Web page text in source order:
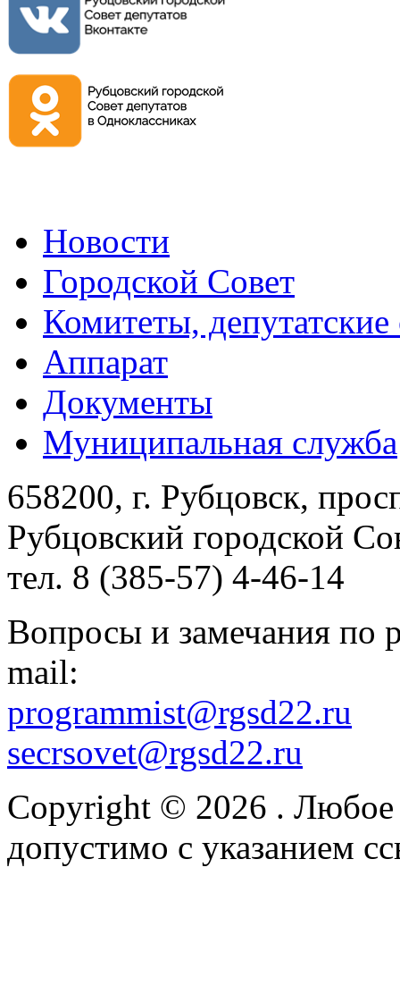
Новости
Городской Совет
Комитеты,
Аппарат
Документы
Муниципальная служба
658200, г. Рубцовск,
Рубцовский городской
тел. 8 (385-57) 4-46-14
Вопросы и замечания по
mail:
programmist@rgsd22.ru
secrsovet@rgsd22.ru
Copyright © 2026 . Любое
допустимо с указанием